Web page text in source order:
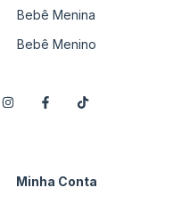
Bebê Menina
Bebê Menino
Minha Conta